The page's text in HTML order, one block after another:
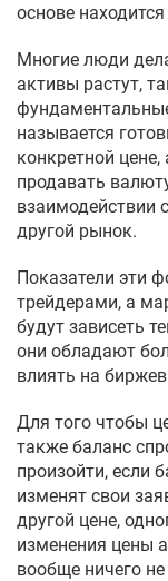
основе
Многие люди
активы растут,
называется
конкретной
продавать
взаимодействии
другой рынок.
Показатели эти
трейдерами, а
будут зависеть
они обладают
влиять на
Для того чтобы
также баланс
произойти, если
изменят свои
другой цене,
изменения цены
вообще ничего